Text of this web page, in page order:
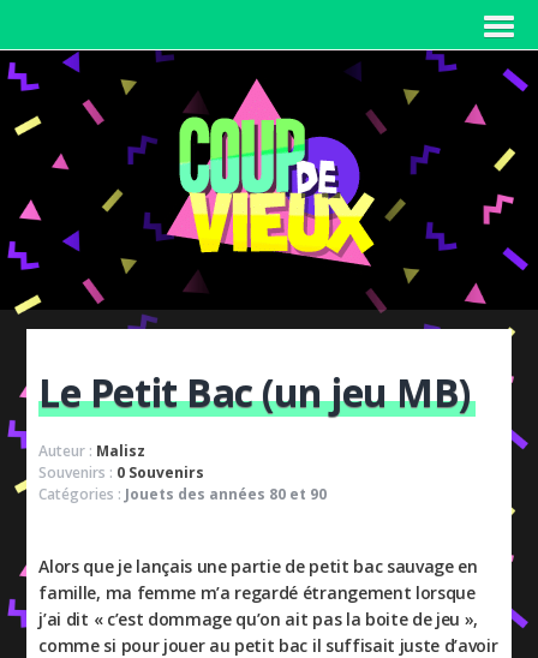
Le Petit Bac (un jeu MB)
Auteur : Malisz
Souvenirs : 0 Souvenirs
Catégories : Jouets des années 80 et 90
Alors que je lançais une partie de petit bac sauvage en
famille, ma femme m’a regardé étrangement lorsque
j’ai dit « c’est dommage qu’on ait pas la boite de jeu »,
comme si pour jouer au petit bac il suffisait juste d’avoir